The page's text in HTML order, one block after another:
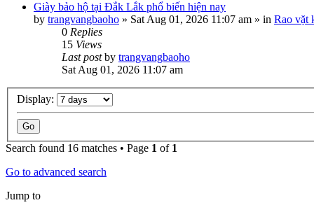
Giày bảo hộ tại Đắk Lắk phổ biến hiện nay
by trangvangbaoho » Sat Aug 01, 2026 11:07 am » in Rao vặt
0 Replies
15 Views
Last postby trangvangbaoho
Sat Aug 01, 2026 11:07 am
Display:
Search found 16 matches • Page 1 of 1
Go to advanced search
Jump to